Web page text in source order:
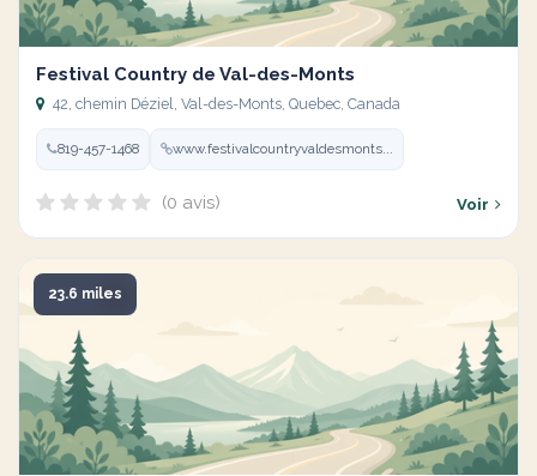
Festival Country de Val-des-Monts
42, chemin Déziel, Val-des-Monts, Quebec, Canada
819-457-1468 www.festivalcountryvaldesmonts...
(0 avis) Voir
23.6 miles